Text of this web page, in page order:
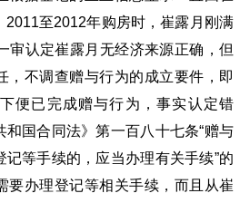
2011至2012年购房时，崔露月刚满
审认定崔露月无经济来源正确，但
，不调查赠与行为的成立要件，即
便已完成赠与行为，事实认定错
国合同法》第一百八十七条“赠与
记等手续的，应当办理有关手续”的
要办理登记等相关手续，而且从崔